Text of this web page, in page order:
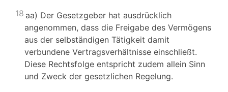
18 aa) Der Gesetzgeber hat ausdrücklich
angenommen, dass die Freigabe des Vermögens
aus der selbständigen Tätigkeit damit
verbundene Vertragsverhältnisse einschließt.
Diese Rechtsfolge entspricht zudem allein Sinn
und Zweck der gesetzlichen Regelung.